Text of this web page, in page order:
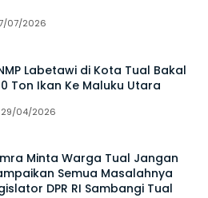
07/2026
Labetawi di Kota Tual Bakal
Ton Ikan Ke Maluku Utara
29/04/2026
Minta Warga Tual Jangan
Semua Masalahnya
DPR RI Sambangi Tual